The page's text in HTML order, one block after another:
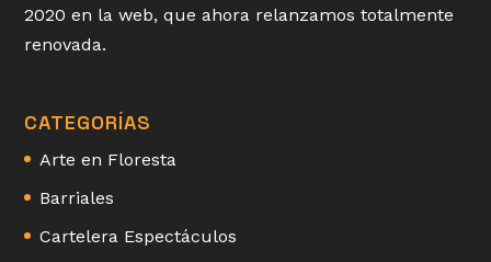
2020 en la web, que ahora relanzamos totalmente
renovada.
CATEGORÍAS
Arte en Floresta
Barriales
Cartelera Espectáculos